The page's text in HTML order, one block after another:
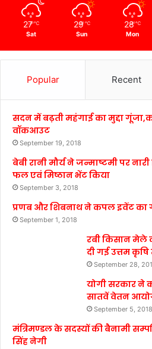
27 ℃
Sat
29 ℃
Sun
28 ℃
Mon
Popular Recent
सदन में बढ़ती महंगाई का मुद्दा
वॉकआउट
September 19, 2018
बेबी रानी मौर्य ने जन्माष्टमी पर
फल एवं मिष्ठान भेंट किया
September 3, 2018
प्रणब और शिबनाथ ने कपल इवेंट का
September 1, 2018
रबी किसान मेले
दी गई उत्तम
September 28,
योगी सरकार ने
सातवें वेतन
September 5, 2018
मंत्रिमण्डल के सदस्यों की बैनामी
सिंह नेगी